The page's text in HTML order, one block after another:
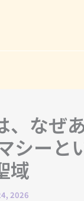
、なぜ
シーと
域
2026